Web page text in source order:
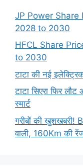
JP Power Share
2028 to 2030
HFCL Share
to 2030
टाटा की नई
टाटा सिएरा फिर
स्मार्ट
गरीबों की
वाली, 160Km की